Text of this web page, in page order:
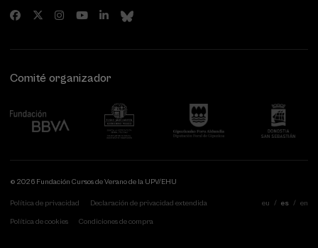
Comité organizador
© 2026 Fundación Cursos de Verano de la UPV/EHU
Política de privacidad Declaración de privacidad extendida
Política de cookies Condiciones de compra
eu es en